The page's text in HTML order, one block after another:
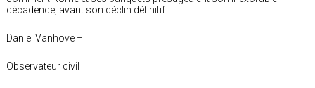
décadence, avant son déclin définitif…
Daniel Vanhove –
Observateur civil